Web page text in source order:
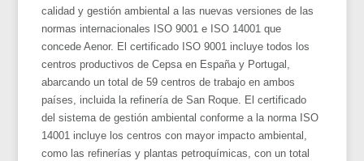
calidad y gestión ambiental a las nuevas versiones de las
normas internacionales ISO 9001 e ISO 14001 que
concede Aenor. El certificado ISO 9001 incluye todos los
centros productivos de Cepsa en España y Portugal,
abarcando un total de 59 centros de trabajo en ambos
países, incluida la refinería de San Roque. El certificado
del sistema de gestión ambiental conforme a la norma ISO
14001 incluye los centros con mayor impacto ambiental,
como las refinerías y plantas petroquímicas, con un total